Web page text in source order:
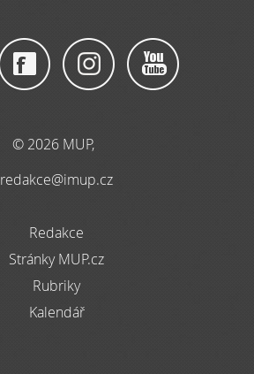
© 2026 MUP,
redakce@imup.cz
Redakce
Stránky MUP.cz
Rubriky
Kalendář